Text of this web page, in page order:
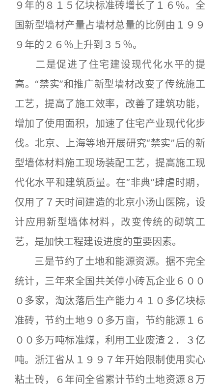
９年的８１５亿块标准砖增长了１６％。全
国新型墙材产量占墙材总量的比例由１９９
９年的２６％上升到３５％。
二是促进了住宅建设现代化水平的提
高。“禁实”和推广新型墙材改变了传统施工
工艺，提高了施工效率，改善了建筑功能，
增加了使用面积，加速了住宅产业现代化步
伐。北京、上海等地开展研究“禁实”后的新
型墙体材料施工现场装配工艺，提高施工现
代化水平和建筑质量。在“非典”肆虐时期，
仅用了７天时间建造的北京小汤山医院，设
计应用新型墙体材料，改变传统的砌筑工
艺，是加快工程建设进度的重要因素。
三是节约了土地和能源资源。据不完全
统计，三年来全国共关停小砖瓦企业６００
０多家，淘汰落后生产能力４１０多亿块标
准砖，节约土地９０多万亩，节约能源１６
００多万吨标准煤，利用工业废渣２．３亿
吨。浙江省从１９９７年开始限制使用实心
粘土砖，６年间全省累计节约土地资源８万